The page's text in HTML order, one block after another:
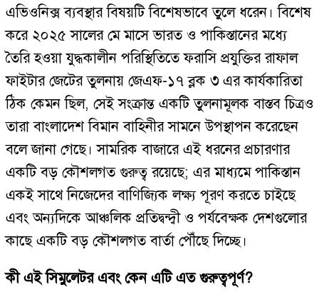
এভিওনিক্স ব্যবস্থার বিষয়টি বিশেষভাবে তুলে ধরেন। বিশেষ
করে ২০২৫ সালের মে মাসে ভারত ও পাকিস্তানের মধ্যে
তৈরি হওয়া যুদ্ধকালীন পরিস্থিতিতে ফরাসি প্রযুক্তির রাফাল
ফাইটার জেটের তুলনায় জেএফ-১৭ ব্লক ৩ এর কার্যকারিতা
ঠিক কেমন ছিল, সেই সংক্রান্ত একটি তুলনামূলক বাস্তব চিত্রও
তারা বাংলাদেশ বিমান বাহিনীর সামনে উপস্থাপন করেছেন
বলে জানা গেছে। সামরিক বাজারে এই ধরনের প্রচারণার
একটি বড় কৌশলগত গুরুত্ব রয়েছে; এর মাধ্যমে পাকিস্তান
একই সাথে নিজেদের বাণিজ্যিক লক্ষ্য পূরণ করতে চাইছে
এবং অন্যদিকে আঞ্চলিক প্রতিদ্বন্দ্বী ও পর্যবেক্ষক দেশগুলোর
কাছে একটি বড় কৌশলগত বার্তা পৌঁছে দিচ্ছে।
কী এই সিমুলেটর এবং কেন এটি এত গুরুত্বপূর্ণ?